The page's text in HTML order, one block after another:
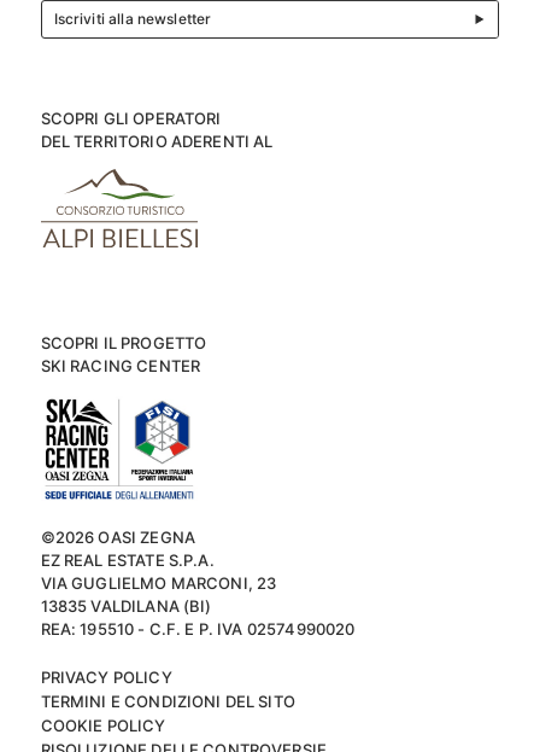
Iscriviti alla newsletter
SCOPRI GLI OPERATORI
DEL TERRITORIO ADERENTI AL
SCOPRI IL PROGETTO
SKI RACING CENTER
©2026 OASI ZEGNA
EZ REAL ESTATE S.P.A.
VIA GUGLIELMO MARCONI, 23
13835 VALDILANA (BI)
REA: 195510 - C.F. E P. IVA 02574990020
PRIVACY POLICY
TERMINI E CONDIZIONI DEL SITO
COOKIE POLICY